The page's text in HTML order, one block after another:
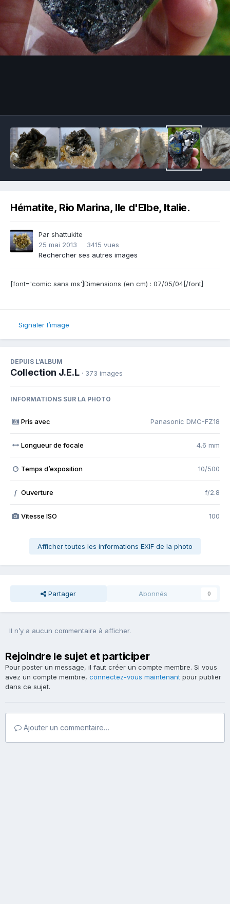
Hématite, Rio Marina, Ile d'Elbe, Italie.
Par shattukite
25 mai 2013
3415 vues
Rechercher ses autres images
[font='comic sans ms']Dimensions (en cm) : 07/05/04[/font]
Signaler l’image
DEPUIS L’ALBUM
Collection J.E.L · 373 images
INFORMATIONS SUR LA PHOTO
Pris avec Panasonic DMC-FZ18
Longueur de focale 4.6 mm
Temps d’exposition 10/500
f Ouverture f/2.8
Vitesse ISO 100
Afficher toutes les informations EXIF de la photo
Partager Abonnés 0
Il n’y a aucun commentaire à afficher.
Rejoindre le sujet et participer
Pour poster un message, il faut créer un compte membre. Si vous
avez un compte membre, connectez-vous maintenant pour publier
dans ce sujet.
Ajouter un commentaire…